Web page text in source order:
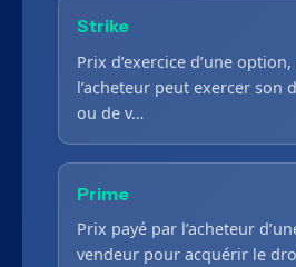
Strike
Prix d’exercice d’une
l’acheteur peut exercer son
ou de v…
Prime
Prix payé par l’acheteur
vendeur pour acquérir le